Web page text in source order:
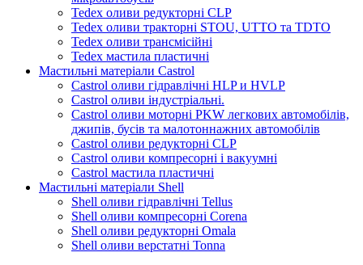
Tedex оливи редукторні CLP
Tedex оливи тракторні STOU, UTTO та TDTO
Tedex оливи трансмісійні
Tedex мастила пластичні
Мастильні матеріали Castrol
Castrol оливи гідравлічні HLP и HVLP
Castrol оливи індустріальні.
Castrol оливи моторні PKW легкових автомобілів,
джипів, бусів та малотоннажних автомобілів
Castrol оливи редукторні CLP
Castrol оливи компресорні і вакуумні
Castrol мастила пластичні
Мастильні матеріали Shell
Shell оливи гідравлічні Tellus
Shell оливи компресорні Corena
Shell оливи редукторні Omala
Shell оливи верстатні Tonna